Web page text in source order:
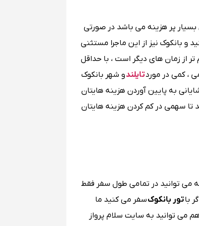
پر هزینه می باشد در صورتی
و بانکوک نیز از این ماجرا مستثنی
از زمان های دیگر است ، با حداقل
، کمی در موردتایلندو شهر بانکوک
به پایین آوردن هزینه هایتان
تا سهمی در کم کردن هزینه هایتان
می توانید در تمامی طول سفر فقط
باتور بانکوکسفر می کنید ما
می توانید به سایت سلام پرواز